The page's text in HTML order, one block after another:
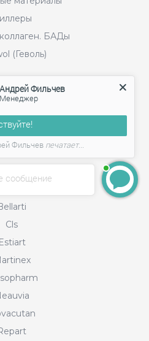
БАДы
(Геволь)
Cls
Estiart
сообщение
Андрей Фильчев
Менеджер
Фильчев печатает...